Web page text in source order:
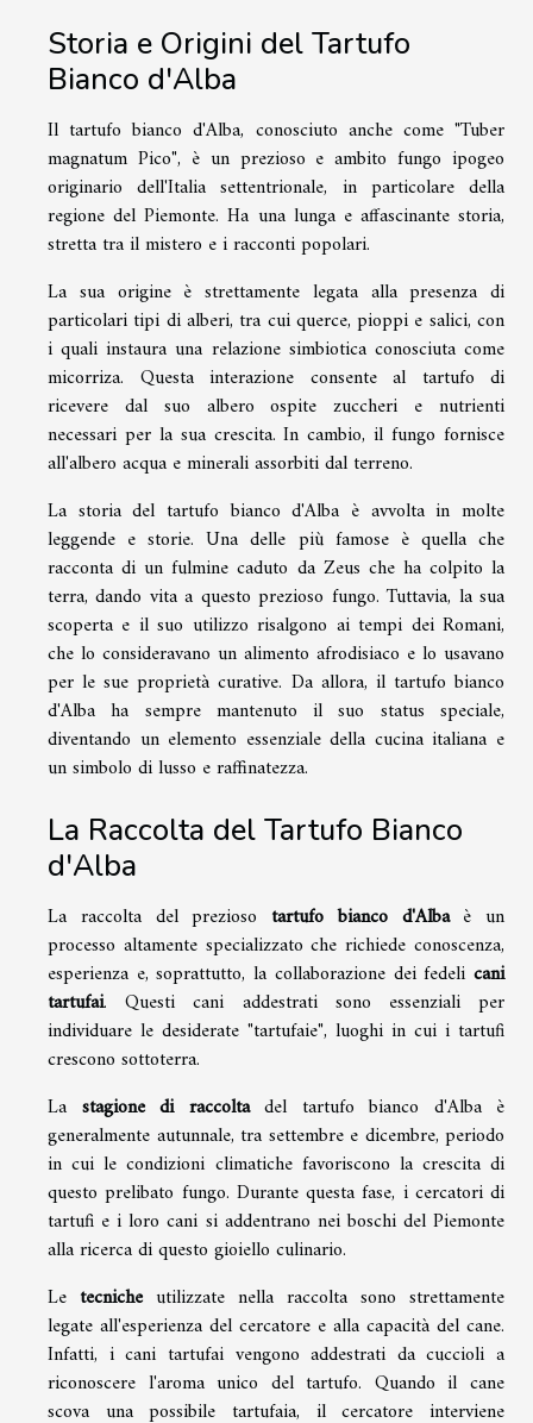
Storia e Origini del Tartufo
Bianco d'Alba
Il tartufo bianco d'Alba, conosciuto anche come "Tuber
magnatum Pico", è un prezioso e ambito fungo ipogeo
originario dell'Italia settentrionale, in particolare della
regione del Piemonte. Ha una lunga e affascinante storia,
stretta tra il mistero e i racconti popolari.
La sua origine è strettamente legata alla presenza di
particolari tipi di alberi, tra cui querce, pioppi e salici, con
i quali instaura una relazione simbiotica conosciuta come
micorriza. Questa interazione consente al tartufo di
ricevere dal suo albero ospite zuccheri e nutrienti
necessari per la sua crescita. In cambio, il fungo fornisce
all'albero acqua e minerali assorbiti dal terreno.
La storia del tartufo bianco d'Alba è avvolta in molte
leggende e storie. Una delle più famose è quella che
racconta di un fulmine caduto da Zeus che ha colpito la
terra, dando vita a questo prezioso fungo. Tuttavia, la sua
scoperta e il suo utilizzo risalgono ai tempi dei Romani,
che lo consideravano un alimento afrodisiaco e lo usavano
per le sue proprietà curative. Da allora, il tartufo bianco
d'Alba ha sempre mantenuto il suo status speciale,
diventando un elemento essenziale della cucina italiana e
un simbolo di lusso e raffinatezza.
La Raccolta del Tartufo Bianco
d'Alba
La raccolta del prezioso tartufo bianco d'Albaè un
processo altamente specializzato che richiede conoscenza,
esperienza e, soprattutto, la collaborazione dei fedeli cani
tartufai. Questi cani addestrati sono essenziali per
individuare le desiderate "tartufaie", luoghi in cui i tartufi
crescono sottoterra.
La stagione di raccoltadel tartufo bianco d'Alba è
generalmente autunnale, tra settembre e dicembre, periodo
in cui le condizioni climatiche favoriscono la crescita di
questo prelibato fungo. Durante questa fase, i cercatori di
tartufi e i loro cani si addentrano nei boschi del Piemonte
alla ricerca di questo gioiello culinario.
Le tecnicheutilizzate nella raccolta sono strettamente
legate all'esperienza del cercatore e alla capacità del cane.
Infatti, i cani tartufai vengono addestrati da cuccioli a
riconoscere l'aroma unico del tartufo. Quando il cane
scova una possibile tartufaia, il cercatore interviene